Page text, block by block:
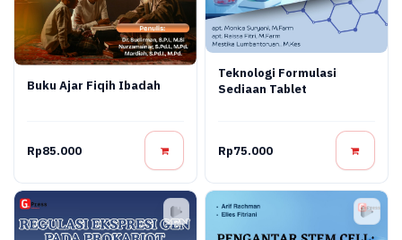
Buku Ajar Fiqih Ibadah
Rp85.000
Teknologi Formulasi
Sediaan Tablet
Rp75.000